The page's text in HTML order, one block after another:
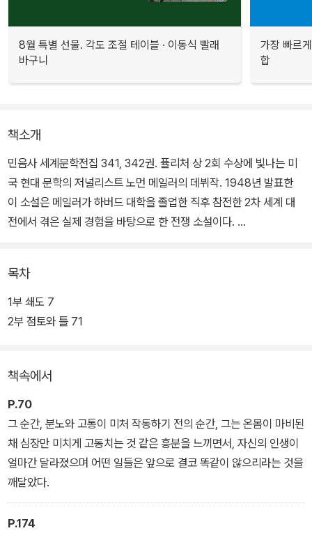
8월 특별 선물. 각도 조절 테이블 · 이동식 빨래
바구니
가장 빠르
합
책소개
민음사 세계문학전집 341, 342권. 퓰리처 상 2회 수상에 빛나는 미
국 현대 문학의 저널리스트 노먼 메일러의 데뷔작. 1948년 발표한
이 소설은 메일러가 하버드 대학을 졸업한 직후 참전한 2차 세계 대
전에서 겪은 실제 경험을 바탕으로 한 전쟁 소설이다.
의 문장으로 생생히 묘사하며 전쟁이라는 특수한 상황을 통해 미국
사회, 더 나아가 인간 사회에 대한 통찰을 담은 이 소설은 대중과 평단
의 폭발적인 반응을 불러일으켰다. 출간된 지 삼 개월 만에 20만 부
「타임」은 이 소설을 톨스토이의 <전쟁과 평화>에 견주었고, 「뉴욕 타
임스」는 "2차 세계 대전에 관한 가장 인상적인 소설"이라고 찬사를
보냈으며, 「뉴스위크」는 메일러를 일컬어 "이론의 여지없이 중요한
작가"라고 평가했다. 1998년에 「모던 라이브러리」는 <벌거벗은 자
와 죽은 자>를 100대 영문 소설 가운데 하나로 선정하기도 했다.
목차
1부 쇄도 7
2부 점토와 틀 71
책속에서
P.70
그 순간, 분노와 고통이 미처 작동하기 전의 순간, 그는 온몸이 마비된
채 심장만 미치게 고동치는 것 같은 흥분을 느끼면서, 자신의 인생이
얼마간 달라졌으며 어떤 일들은 앞으로 결코 똑같이 않으리라는 것을
깨달았다.
P.174